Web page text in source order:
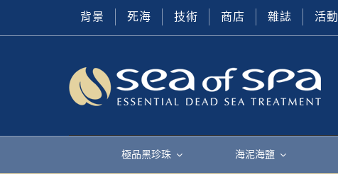
背景 死海 技術 商店 雜誌 活動
極品黑珍珠 海泥海鹽